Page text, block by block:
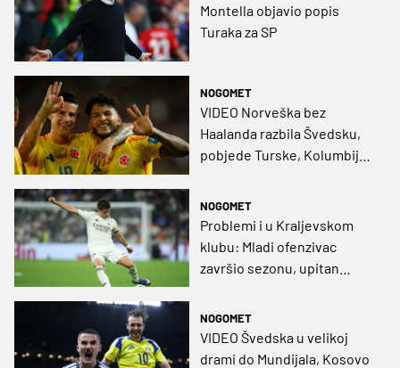
Montella objavio popis
Turaka za SP
NOGOMET
VIDEO Norveška bez
Haalanda razbila Švedsku,
pobjede Turske, Kolumbije i
NOGOMET
Problemi i u Kraljevskom
klubu: Mladi ofenzivac
završio sezonu, upitan
NOGOMET
VIDEO Švedska u velikoj
drami do Mundijala, Kosovo